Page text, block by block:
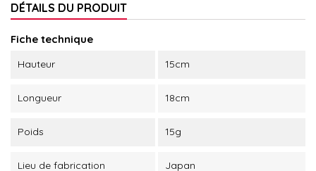
DÉTAILS DU PRODUIT
Fiche technique
Hauteur 15cm
Longueur 18cm
Poids 15g
Lieu de fabrication Japan